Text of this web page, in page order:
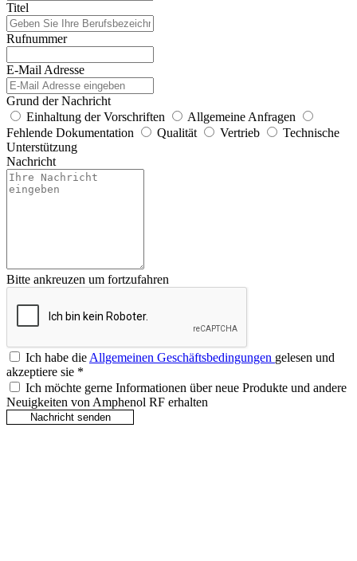
Titel
Rufnummer
E-Mail Adresse
Grund der Nachricht
Einhaltung der Vorschriften
Allgemeine Anfragen
Fehlende Dokumentation
Qualität Vertrieb
Technische
Unterstützung
Nachricht
Bitte ankreuzen um fortzufahren
Ich habe dieAllgemeinen Geschäftsbedingungen gelesen und
akzeptiere sie *
Ich möchte gerne Informationen über neue Produkte und andere
Neuigkeiten von Amphenol RF erhalten